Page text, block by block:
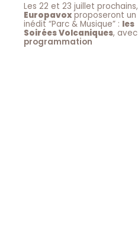
Les 22 et 23 juillet prochains,
Europavoxproposeront
inédit “Parc & Musique” : les
Soirées Volcaniques,
programmation